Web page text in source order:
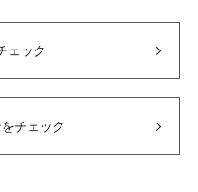
ェック
チェック